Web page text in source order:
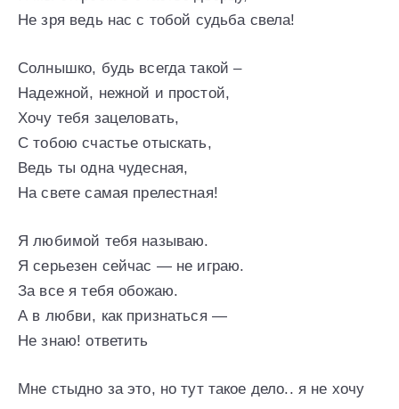
Не зря ведь нас с тобой судьба свела!
Солнышко, будь всегда такой –
Надежной, нежной и простой,
Хочу тебя зацеловать,
С тобою счастье отыскать,
Ведь ты одна чудесная,
На свете самая прелестная!
Я любимой тебя называю.
Я серьезен сейчас — не играю.
За все я тебя обожаю.
А в любви, как признаться —
Не знаю! ответить
Мне стыдно за это, но тут такое дело.. я не хочу